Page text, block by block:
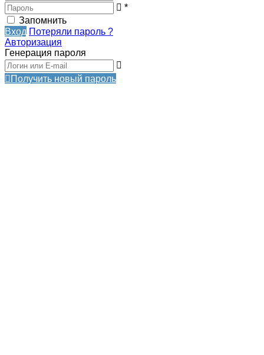
*
Запомнить
Вход Потеряли пароль ?
Авторизация
Генерация пароля
Получить новый пароль